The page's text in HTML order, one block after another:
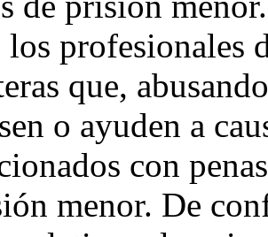
los profesionales
que,
o ayuden a
con
menor. De